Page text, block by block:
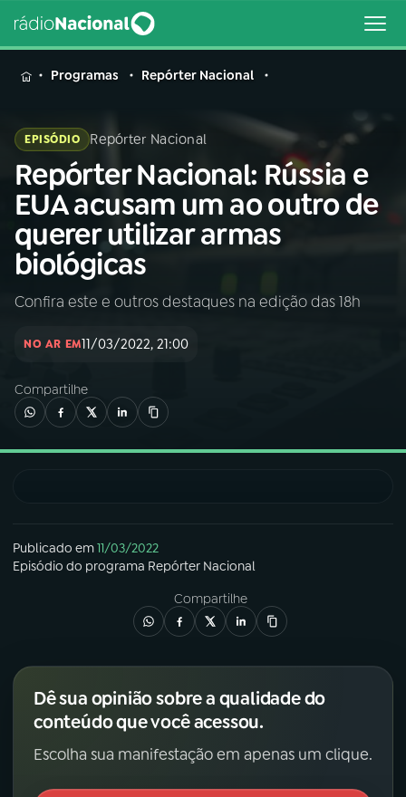
MENU
Buscar
na
Rádio
Nacional
Buscar
02A RÁDIO
03PROGRAMAÇÃO
05PODCASTS
VIDEOCASTS
ÚLTIMAS
08FESTIVAL DE MÚSICA
Programas Repórter Nacional
EPISÓDIO Repórter Nacional
Repórter Nacional: Rússia e
EUA acusam um ao outro de
querer utilizar armas
biológicas
Confira este e outros destaques na edição das 18h
NO AR EM11/03/2022, 21:00
Compartilhe
Publicado em11/03/2022
Episódio do programa Repórter Nacional
Compartilhe
Dê sua opinião sobre a qualidade do
conteúdo que você acessou.
Escolha sua manifestação em apenas um clique.